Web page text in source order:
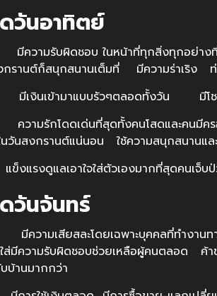
วันอาทิตย์
ความรับผิดชอบ ในหน้าที่ทุกสิ่งทุกอย่าง
กรานต์ก็สนุกสนานเต็มที่ มีความร่าเริง ท่
เงินเข้ามาแบบรัวๆตลอดทั้งวัน มีโชคล
วามรักโดดเด่นที่สุดทั้งคนโสดและคนมีค
วันสงกรานต์แน่นอน ใช้ความสนุกสนานแล
แรงดูแลเอาใจใส่ตัวเองมากที่สุดคนเจ็บ
วันจันทร์
ความเสียสละโดยเฉพาะบุคคลที่ทำงาน
ใส่มีความรับผิดชอบช่วยเหลือผู้คนตลอด ค้
บ้านมากกว่า